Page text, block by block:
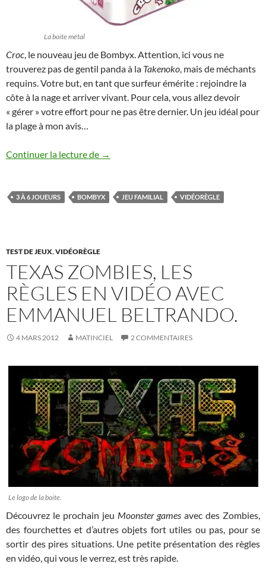
La boite métal
Croc, le nouveau jeu de Bombyx. Attention, ici vous ne
trouverez pas de gentil panda à la Takenoko, mais de méchants
requins. Votre but, en tant que surfeur émérite : rejoindre la
côte à la nage et arriver vivant. Pour cela, vous allez devoir
« gérer » votre effort pour ne pas être dernier. Un jeu idéal pour
la plage à mon avis…
Continuer la lecture de Croc, les règles expliquées dans une
→
3 À 6 JOUEURS BOMBYX JEU FAMILIAL VIDÉORÈGLE
TEST DE JEUX,VIDÉORÈGLE
TEXAS ZOMBIES, LES
RÈGLES EN VIDÉO AVEC
EMMANUEL BELTRANDO.
4 MARS 2012 MATINCIEL 2 COMMENTAIRES
Le logo de la boite.
Découvrez le prochain jeu Moonster games avec des Zombies,
des fourchettes et d’autres objets fort utiles ou pas, pour se
sortir des pires situations. Une petite présentation des règles
en vidéo, qui vous le verrez, est très rapide.